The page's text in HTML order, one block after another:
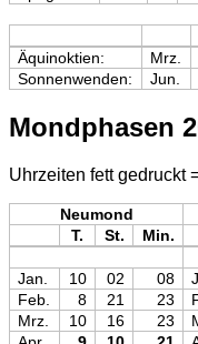
Äquinoktien:
Mrz.
Sonnenwenden:
Jun.
Mondphasen
Uhrzeiten fett gedruckt
Neumond
T.
St. Min.
Jan. 10 02 08
Feb.
8 21 23
Mrz.
10 16 23